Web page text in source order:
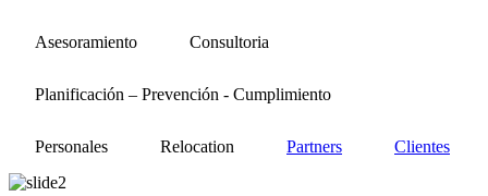
Asesoramiento Consultoria
Planificación – Prevención - Cumplimiento
Personales Relocation Partners Clientes